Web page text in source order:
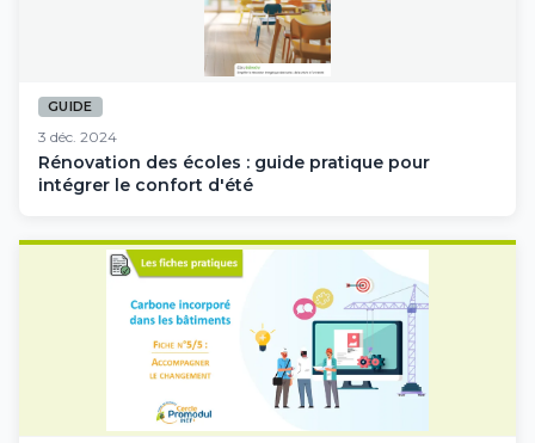
GUIDE
3 déc. 2024
Rénovation des écoles : guide pratique pour
intégrer le confort d'été